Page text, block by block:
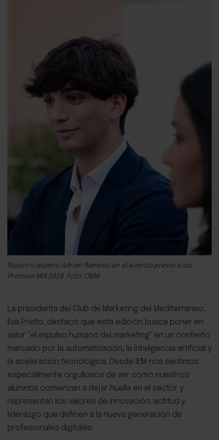
Nuestro alumno Adrián Ramírez en el evento previo a los
Premios MIA 2026. Foto: CMM
La presidenta del Club de Marketing del Mediterráneo,
Eva Prieto, destacó que esta edición busca poner en
valor “el impulso humano del marketing” en un contexto
marcado por la automatización, la inteligencia artificial y
la aceleración tecnológica. Desde IEM nos sentimos
especialmente orgullosos de ver cómo nuestros
alumnos comienzan a dejar huella en el sector y
representan los valores de innovación, actitud y
liderazgo que definen a la nueva generación de
profesionales digitales.